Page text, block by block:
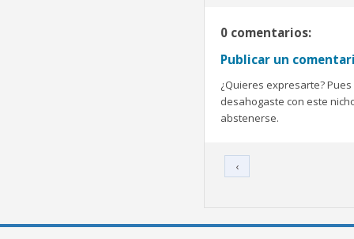
0 comentarios:
Publicar un
¿Quieres expresarte?
desahogaste con este
abstenerse.
‹